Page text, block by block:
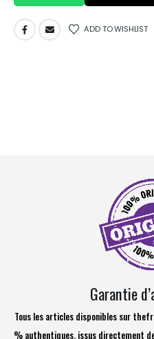
ADD TO WISHLIST
Garantie
Tous les articles disponibles sur
% authentiques, issus directement